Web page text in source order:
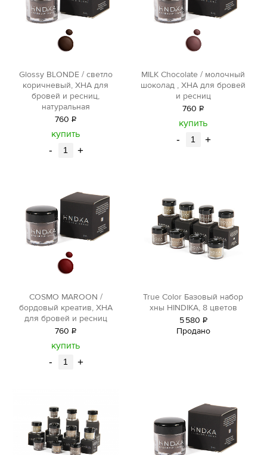
Glossy BLONDE / светло
коричневый, ХНА для
бровей и ресниц,
натуральная
760 Р
уб.
купить
- +
MILK Chocolate / молочный
шоколад , ХНА для бровей
и ресниц
760 Р
уб.
купить
- +
COSMO MAROON /
бордовый креатив, ХНА
для бровей и ресниц
760 Р
уб.
купить
- +
True Color Базовый набор
хны HINDIKA, 8 цветов
5580 Р
уб.
Продано